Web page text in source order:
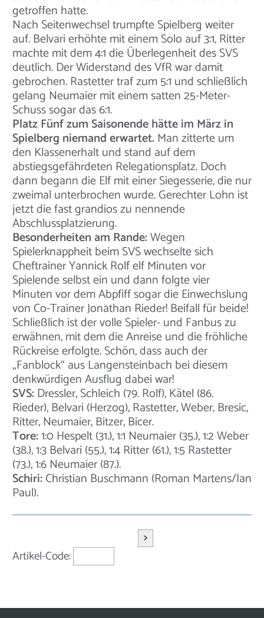
getroffen hatte.
Nach Seitenwechsel trumpfte Spielberg weiter
auf. Belvari erhöhte mit einem Solo auf 3:1, Ritter
machte mit dem 4:1 die Überlegenheit des SVS
deutlich. Der Widerstand des VfR war damit
gebrochen. Rastetter traf zum 5:1 und schließlich
gelang Neumaier mit einem satten 25-Meter-
Schuss sogar das 6:1.
Platz Fünf zum Saisonende hätte im März in
Spielberg niemand erwartet. Man zitterte um
den Klassenerhalt und stand auf dem
abstiegsgefährdeten Relegationsplatz. Doch
dann begann die Elf mit einer Siegesserie, die nur
zweimal unterbrochen wurde. Gerechter Lohn ist
jetzt die fast grandios zu nennende
Abschlussplatzierung.
Besonderheiten am Rande:Wegen
Spielerknappheit beim SVS wechselte sich
Cheftrainer Yannick Rolf elf Minuten vor
Spielende selbst ein und dann folgte vier
Minuten vor dem Abpfiff sogar die Einwechslung
von Co-Trainer Jonathan Rieder! Beifall für beide!
Schließlich ist der volle Spieler- und Fanbus zu
erwähnen, mit dem die Anreise und die fröhliche
Rückreise erfolgte. Schön, dass auch der
„Fanblock“ aus Langensteinbach bei diesem
denkwürdigen Ausflug dabei war!
SVS: Dressler, Schleich (79. Rolf), Kätel (86.
Rieder), Belvari (Herzog), Rastetter, Weber, Bresic,
Ritter, Neumaier, Bitzer, Bicer.
Tore:1:0 Hespelt (31.), 1:1 Neumaier (35.), 1:2 Weber
(38.), 1:3 Belvari (55.), 1:4 Ritter (61.), 1:5 Rastetter
(73.), 1:6 Neumaier (87.).
Schiri:Christian Buschmann (Roman Martens/Ian
Paul).
Artikel-Code:
>